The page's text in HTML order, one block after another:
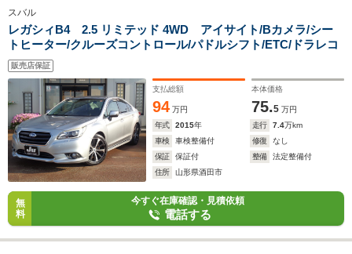
スバル
レガシィB4 2.5 リミテッド 4WD アイサイト/Bカメラ/シー
トヒーター/クルーズコントロール/パドルシフト/ETC/ドラレコ
販売店保証
支払総額
94 万円
本体価格
75.5 万円
年式
2015年 走行 7.4万km
車検
車検整備付 修復
なし
保証
保証付 整備
法定整備付
住所
山形県酒田市
無
料
今すぐ在庫確認・見積依頼
電話する